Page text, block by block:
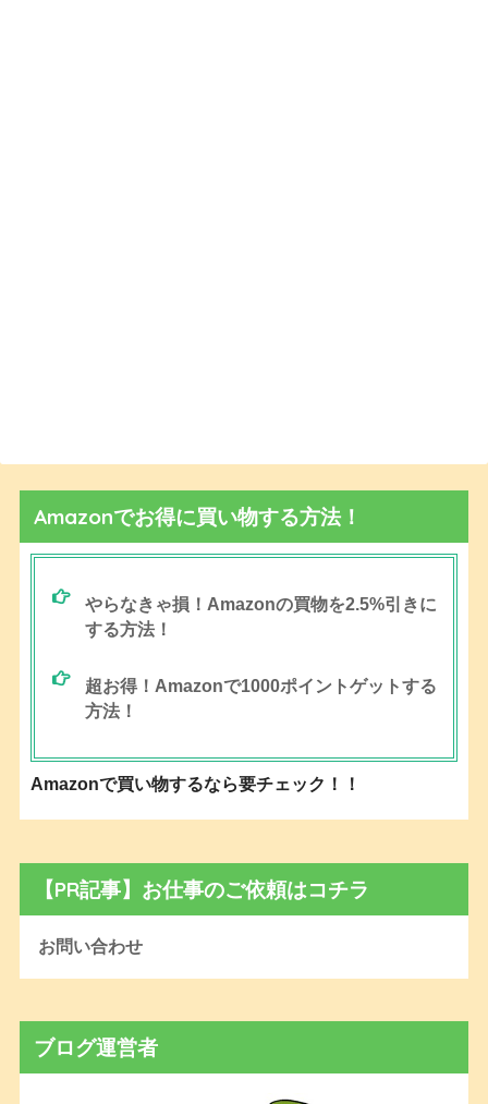
Amazonでお得に買い物する方法！
やらなきゃ損！Amazonの買物を2.5%引きに
する方法！
超お得！Amazonで1000ポイントゲットする
方法！
Amazonで買い物するなら要チェック！！
【PR記事】お仕事のご依頼はコチラ
お問い合わせ
ブログ運営者